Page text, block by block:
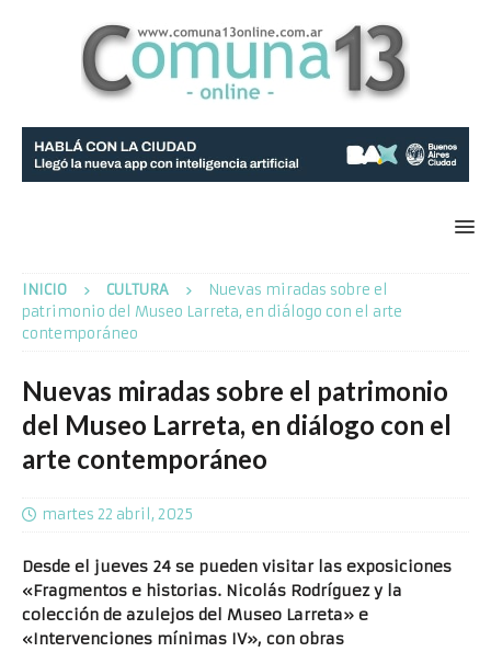
INICIO CULTURA
Nuevas miradas sobre el
patrimonio del Museo Larreta, en diálogo con el arte
contemporáneo
Nuevas miradas sobre el patrimonio
del Museo Larreta, en diálogo con el
arte contemporáneo
martes 22 abril, 2025
Desde el jueves 24 se pueden visitar las exposiciones
«Fragmentos e historias. Nicolás Rodríguez y la
colección de azulejos del Museo Larreta» e
«Intervenciones mínimas IV», con obras